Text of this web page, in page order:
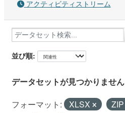
アクティビティストリーム
並び順
データセットが見つかりません
フォーマット: XLSX
ZIP